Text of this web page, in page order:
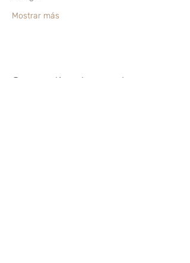
Mostrar más
Compartir este evento